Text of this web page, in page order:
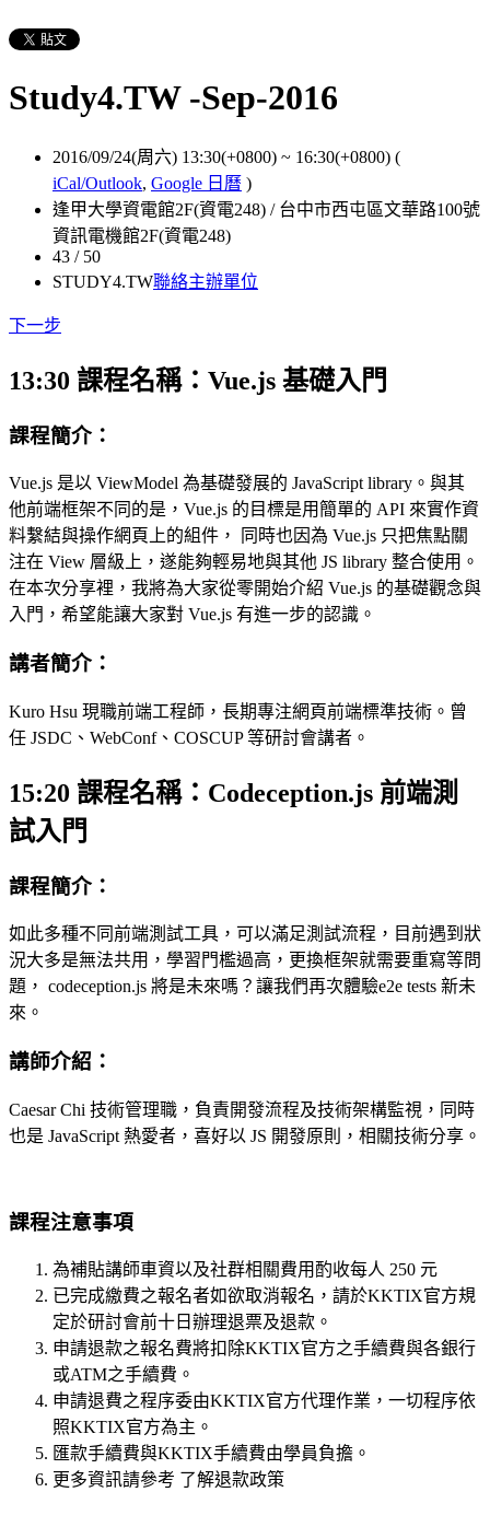
Study4.TW -Sep-2016
2016/09/24(周六) 13:30(+0800) ~ 16:30(+0800) (
iCal/Outlook, Google 日曆 )
逢甲大學資電館2F(資電248) / 台中市西屯區文華路100號
資訊電機館2F(資電248)
43 / 50
STUDY4.TW聯絡主辦單位
下一步
13:30 課程名稱：Vue.js 基礎入門
課程簡介：
Vue.js 是以 ViewModel 為基礎發展的 JavaScript library。與其
他前端框架不同的是，Vue.js 的目標是用簡單的 API 來實作資
料繫結與操作網頁上的組件， 同時也因為 Vue.js 只把焦點關
注在 View 層級上，遂能夠輕易地與其他 JS library 整合使用。
在本次分享裡，我將為大家從零開始介紹 Vue.js 的基礎觀念與
入門，希望能讓大家對 Vue.js 有進一步的認識。
講者簡介：
Kuro Hsu 現職前端工程師，長期專注網頁前端標準技術。曾
任 JSDC、WebConf、COSCUP 等研討會講者。
15:20 課程名稱：Codeception.js 前端測
試入門
課程簡介：
如此多種不同前端測試工具，可以滿足測試流程，目前遇到狀
況大多是無法共用，學習門檻過高，更換框架就需要重寫等問
題， codeception.js 將是未來嗎？讓我們再次體驗e2e tests 新未
來。
講師介紹：
Caesar Chi 技術管理職，負責開發流程及技術架構監視，同時
也是 JavaScript 熱愛者，喜好以 JS 開發原則，相關技術分享。
課程注意事項
為補貼講師車資以及社群相關費用酌收每人 250 元
已完成繳費之報名者如欲取消報名，請於KKTIX官方規
定於研討會前十日辦理退票及退款。
申請退款之報名費將扣除KKTIX官方之手續費與各銀行
或ATM之手續費。
申請退費之程序委由KKTIX官方代理作業，一切程序依
照KKTIX官方為主。
匯款手續費與KKTIX手續費由學員負擔。
更多資訊請參考 了解退款政策